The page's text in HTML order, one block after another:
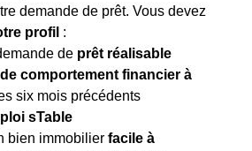
demande de prêt. Vous devez
profil :
de prêt réalisable
comportement financier à
six mois précédents
sTable
bien immobilier facile à